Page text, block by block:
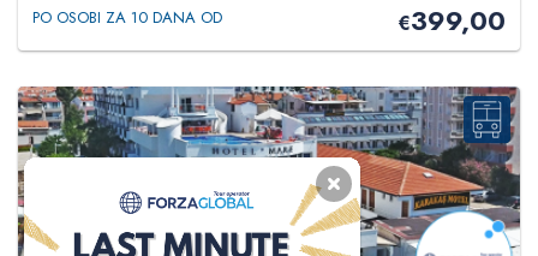
PO OSOBI ZA 10 DANA OD €399,00